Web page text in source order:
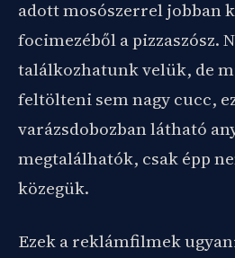
adott mosószerrel jobban
focimezéből a pizzaszósz.
találkozhatunk velük, de
feltölteni sem nagy cucc,
varázsdobozban látható
megtalálhatók, csak épp
közegük.
Ezek a reklámfilmek